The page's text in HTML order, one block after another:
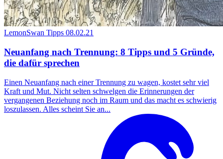
LemonSwan Tipps 08.02.21
Neuanfang nach Trennung: 8 Tipps und 5 Gründe,
die dafür sprechen
Einen Neuanfang nach einer Trennung zu wagen, kostet sehr viel
Kraft und Mut. Nicht selten schwelgen die Erinnerungen der
vergangenen Beziehung noch im Raum und das macht es schwierig
loszulassen. Alles scheint Sie an...